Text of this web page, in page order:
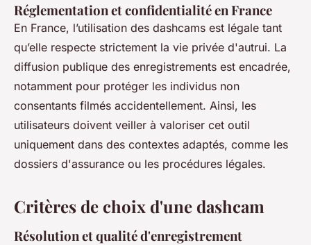
Réglementation et confidentialité en France
En France, l’utilisation des dashcams est légale tant
qu’elle respecte strictement la vie privée d'autrui. La
diffusion publique des enregistrements est encadrée,
notamment pour protéger les individus non
consentants filmés accidentellement. Ainsi, les
utilisateurs doivent veiller à valoriser cet outil
uniquement dans des contextes adaptés, comme les
dossiers d'assurance ou les procédures légales.
Critères de choix d'une dashcam
Résolution et qualité d'enregistrement